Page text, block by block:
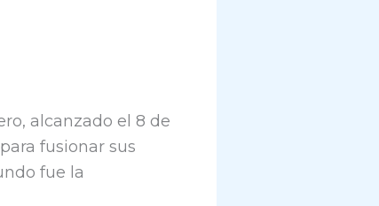
alcanzado el 8 de
fusionar sus
fue la